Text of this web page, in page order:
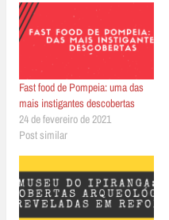
Fast food de Pompeia: uma das
mais instigantes descobertas
24 de fevereiro de 2021
Post similar